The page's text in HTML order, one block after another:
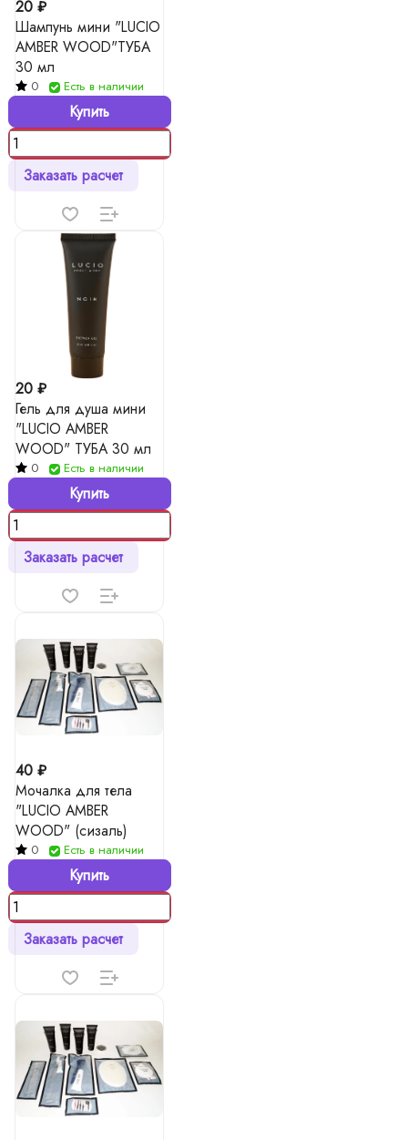
20 ₽
Шампунь мини "LUCIO
AMBER WOOD"ТУБА
30 мл
0 Есть в наличии
Купить
Заказать расчет
20 ₽
Гель для душа мини
"LUCIO AMBER
WOOD" ТУБА 30 мл
0 Есть в наличии
Купить
Заказать расчет
40 ₽
Мочалка для тела
"LUCIO AMBER
WOOD" (сизаль)
0 Есть в наличии
Купить
Заказать расчет